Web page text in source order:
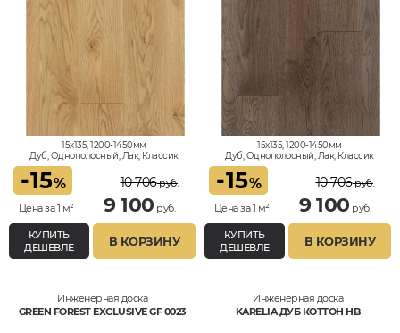
15x135, 1200-1450мм
Дуб, Однополосный, Лак, Классик
-15%
Цена за 1 м²
10 706руб.
9 100 руб.
КУПИТЬ
ДЕШЕВЛЕ
В КОРЗИНУ
15x135, 1200-1450мм
Дуб, Однополосный, Лак, Классик
-15%
Цена за 1 м²
10 706руб.
9 100 руб.
КУПИТЬ
ДЕШЕВЛЕ
В КОРЗИНУ
Инженерная доска
GREEN FOREST EXCLUSIVE GF 0023
Инженерная доска
KARELIA ДУБ КОТТОН HB